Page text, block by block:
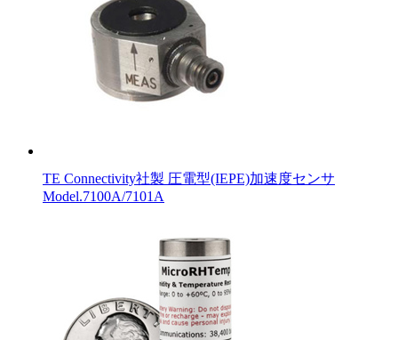
TE Connectivity社製 圧電型(IEPE)加速度センサ
Model.7100A/7101A